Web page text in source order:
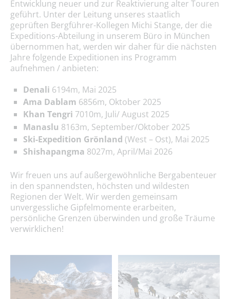
Entwicklung neuer und zur Reaktivierung alter Touren
geführt. Unter der Leitung unseres staatlich
geprüften Bergführer-Kollegen Michi Stange, der die
Expeditions-Abteilung in unserem Büro in München
übernommen hat, werden wir daher für die nächsten
Jahre folgende Expeditionen ins Programm
aufnehmen / anbieten:
Denali 6194m, Mai 2025
Ama Dablam 6856m, Oktober 2025
Khan Tengri 7010m, Juli/ August 2025
Manaslu 8163m, September/Oktober 2025
Ski-Expedition Grönland (West – Ost), Mai 2025
Shishapangma 8027m, April/Mai 2026
Wir freuen uns auf außergewöhnliche Bergabenteuer
in den spannendsten, höchsten und wildesten
Regionen der Welt. Wir werden gemeinsam
unvergessliche Gipfelmomente erarbeiten,
persönliche Grenzen überwinden und große Träume
verwirklichen!